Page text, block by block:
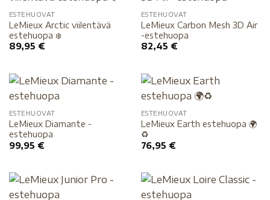
ESTEHUOVAT
LeMieux Arctic viilentävä
estehuopa ❄️
89,95 €
ESTEHUOVAT
LeMieux Carbon Mesh 3D Air
-estehuopa
82,45 €
ESTEHUOVAT
LeMieux Diamante -
estehuopa
99,95 €
ESTEHUOVAT
LeMieux Earth estehuopa 🌍
♻️
76,95 €